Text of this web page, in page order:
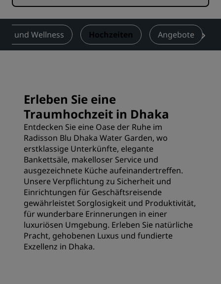
und Wellness Hochzeiten Angebote
Erleben Sie eine
Traumhochzeit in Dhaka
Entdecken Sie eine Oase der Ruhe im
Radisson Blu Dhaka Water Garden, wo
erstklassige Unterkünfte, elegante
Bankettsäle, makelloser Service und
ausgezeichnete Küche aufeinandertreffen.
Unsere Verpflichtung zu Sicherheit und
Einrichtungen für Geschäftsreisende
gewährleistet Sorglosigkeit und Produktivität,
für wunderbare Erinnerungen in einer
luxuriösen Umgebung. Erleben Sie natürliche
Pracht, gehobenen Luxus und fundierte
Exzellenz in Dhaka.